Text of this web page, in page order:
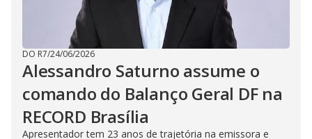
DO R7/24/06/2026
Alessandro Saturno assume o
comando do Balanço Geral DF na
RECORD Brasília
Apresentador tem 23 anos de trajetória na emissora e